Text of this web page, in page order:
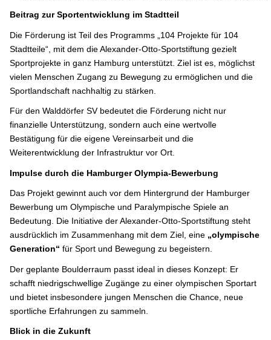
Beitrag zur Sportentwicklung im Stadtteil
Die Förderung ist Teil des Programms „104 Projekte für 104
Stadtteile“, mit dem die Alexander-Otto-Sportstiftung gezielt
Sportprojekte in ganz Hamburg unterstützt. Ziel ist es, möglichst
vielen Menschen Zugang zu Bewegung zu ermöglichen und die
Sportlandschaft nachhaltig zu stärken.
Für den Walddörfer SV bedeutet die Förderung nicht nur
finanzielle Unterstützung, sondern auch eine wertvolle
Bestätigung für die eigene Vereinsarbeit und die
Weiterentwicklung der Infrastruktur vor Ort.
Impulse durch die Hamburger Olympia-Bewerbung
Das Projekt gewinnt auch vor dem Hintergrund der Hamburger
Bewerbung um Olympische und Paralympische Spiele an
Bedeutung. Die Initiative der Alexander-Otto-Sportstiftung steht
ausdrücklich im Zusammenhang mit dem Ziel, eine „olympische
Generation“ für Sport und Bewegung zu begeistern.
Der geplante Boulderraum passt ideal in dieses Konzept: Er
schafft niedrigschwellige Zugänge zu einer olympischen Sportart
und bietet insbesondere jungen Menschen die Chance, neue
sportliche Erfahrungen zu sammeln.
Blick in die Zukunft